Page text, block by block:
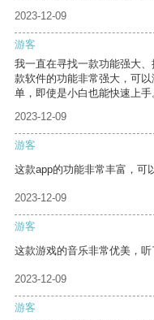
2023-12-09
游客
我一直在寻找一款功能强大
款软件的功能非常强大，可
单，即使是小白也能快速上手
2023-12-09
游客
这款app的功能非常丰富，可
2023-12-09
游客
这款游戏的音乐非常优美，听
2023-12-09
游客